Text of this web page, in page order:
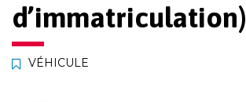
d’immatriculation)
VÉHICULE